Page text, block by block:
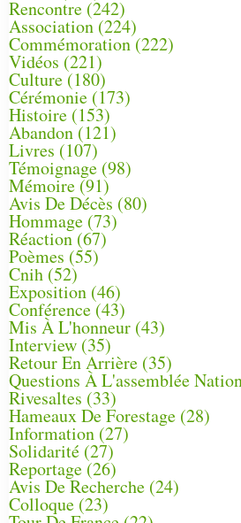
Rencontre (242)
Association (224)
Commémoration(222)
Vidéos (221)
Culture(180)
Cérémonie (173)
Histoire (153)
Abandon(121)
Livres (107)
Témoignage (98)
Mémoire (91)
Avis De Décès (80)
Hommage (73)
Réaction(67)
Poèmes (55)
Cnih (52)
Exposition (46)
Conférence(43)
Mis À L'honneur (43)
Interview (35)
Retour En Arrière (35)
Questions À L'assemblée
Rivesaltes (33)
Hameaux De Forestage (28)
Information (27)
Solidarité (27)
Reportage(26)
Avis De Recherche (24)
Colloque (23)